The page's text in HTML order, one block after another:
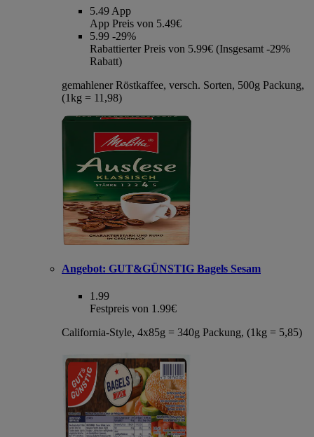
5.49 App
App Preis von 5.49€
5.99 -29%
Rabattierter Preis von 5.99€ (Insgesamt -29%
Rabatt)
gemahlener Röstkaffee, versch. Sorten, 500g Packung,
(1kg = 11,98)
Angebot: GUT&GÜNSTIG Bagels Sesam
1.99
Festpreis von 1.99€
California-Style, 4x85g = 340g Packung, (1kg = 5,85)